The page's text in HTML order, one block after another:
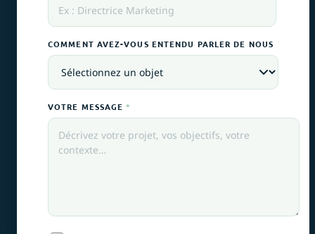
COMMENT AVEZ-VOUS ENTENDU PARLER DE NOUS
VOTRE MESSAGE*